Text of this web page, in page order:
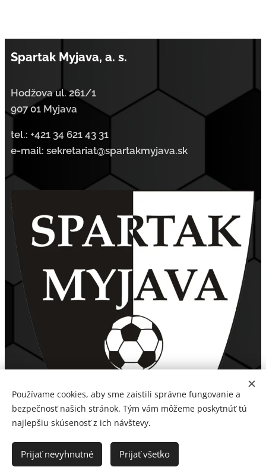
Spartak Myjava, a. s.
Hodžova ul. 261/1
907 01 Myjava
tel.: +421 34 621 43 31
e-mail: sekretariat@spartakmyjava.sk
Používame cookies, aby sme zaistili správne fungovanie a
bezpečnosť našich stránok. Tým vám môžeme poskytnúť tú
najlepšiu skúsenosť z ich návštevy.
Prijať nevyhnutné Prijať všetko